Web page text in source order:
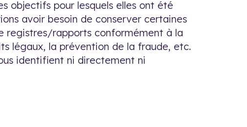
objectifs pour lesquels elles ont été
avoir besoin de conserver certaines
registres/rapports conformément à la
légaux, la prévention de la fraude, etc.
identifient ni directement ni